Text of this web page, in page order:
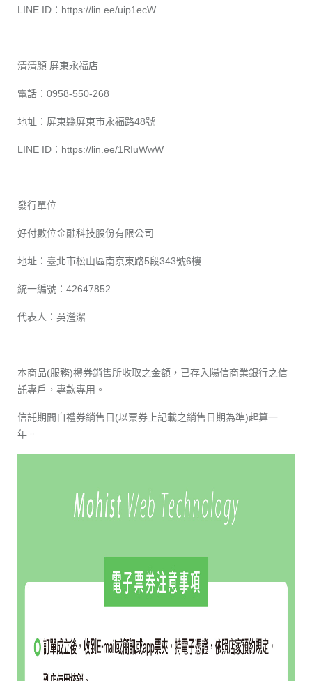
LINE ID： https://lin.ee/uip1ecW
清清顏 屏東永福店
電話：0958-550-268
地址：屏東縣屏東市永福路48號
LINE ID： https://lin.ee/1RIuWwW
發行單位
好付數位金融科技股份有限公司
地址：臺北市松山區南京東路5段343號6樓
統一編號：42647852
代表人：吳瀅潔
本商品(服務)禮券銷售所收取之金額，已存入陽信商業銀行之信
託專戶，專款專用。
信託期間自禮券銷售日(以票券上記載之銷售日期為準)起算一
年。